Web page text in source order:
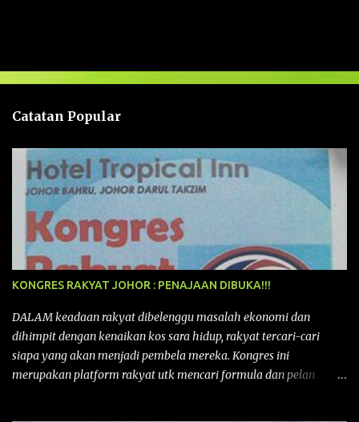
a
n
Catatan Popular
KONGRES RAKYAT JOHOR : PENAJAAN DIBUKA!!!
DALAM keadaan rakyat dibelenggu masalah ekonomi dan
dihimpit dengan kenaikan kos sara hidup, rakyat tercari-cari
siapa yang akan menjadi pembela mereka. Kongres ini
merupakan platform rakyat utk mencari formula dan pelan